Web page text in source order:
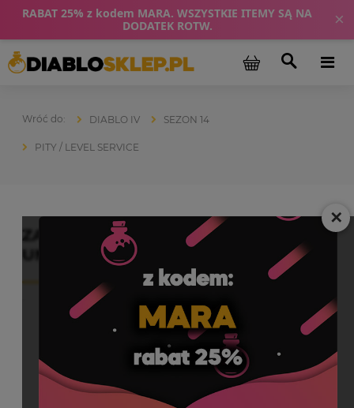
RABAT 25% z kodem MARA. WSZYSTKIE ITEMY SĄ NA
DODATEK ROTW.
×
DIABLO IV SEZON 14
PITY / LEVEL SERVICE
✕
ZAMÓWIENIE SPECJALNE Diablo 4
UNIKATY LEGENDARKI TALIZMANY